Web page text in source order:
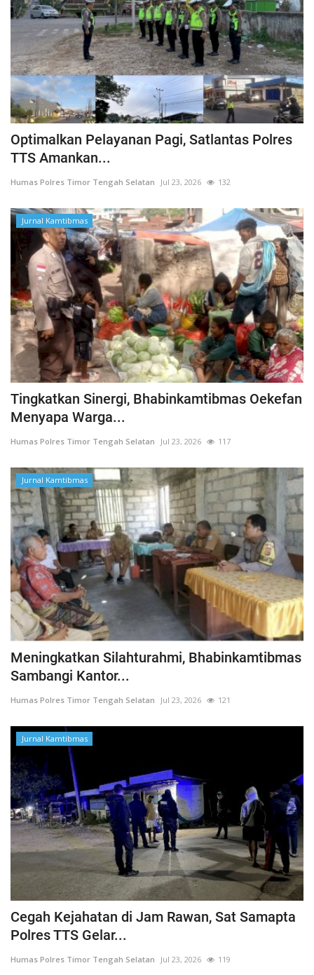
Optimalkan Pelayanan Pagi, Satlantas Polres
TTS Amankan...
Humas Polres Timor Tengah Selatan Jul 23, 2026 132
Jurnal Kamtibmas
Tingkatkan Sinergi, Bhabinkamtibmas Oekefan
Menyapa Warga...
Humas Polres Timor Tengah Selatan Jul 23, 2026 117
Jurnal Kamtibmas
Meningkatkan Silahturahmi, Bhabinkamtibmas
Sambangi Kantor...
Humas Polres Timor Tengah Selatan Jul 23, 2026 121
Jurnal Kamtibmas
Cegah Kejahatan di Jam Rawan, Sat Samapta
Polres TTS Gelar...
Humas Polres Timor Tengah Selatan Jul 23, 2026 119